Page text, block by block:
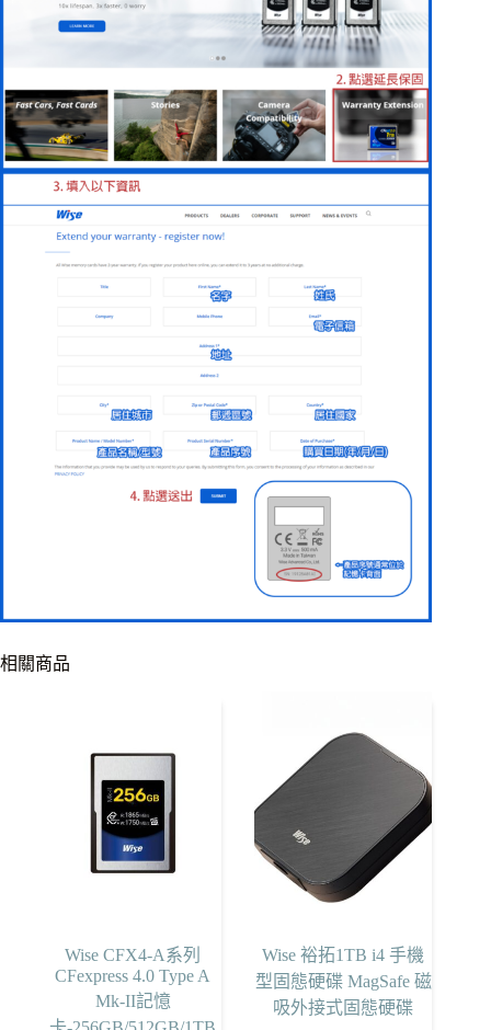
相關商品
Wise CFX4-A系列
CFexpress 4.0 Type A
Mk-II記憶
Wise 裕拓1TB i4 手機
型固態硬碟 MagSafe 磁
吸外接式固態硬碟